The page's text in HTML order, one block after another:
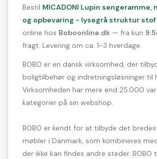
Bestil MICADONI Lupin sengeramme,
og opbevaring - lysegrå struktur
online hos Boboonline.dk — fra kun
fragt. Levering om ca. 1-3 hverdage.
BOBO er en dansk virksomhed, der
boligtilbehør og indretningsløsninger til
Virksomheden har mere end 25.000
kategorier på sin webshop.
BOBO er kendt for at tilbyde det
møbler i Danmark, som kombineres
der ikke kan findes andre steder. BOBO